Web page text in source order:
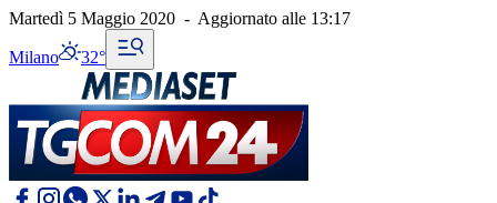
Martedì 5 Maggio 2020 - Aggiornato alle 13:17
Milano 32°